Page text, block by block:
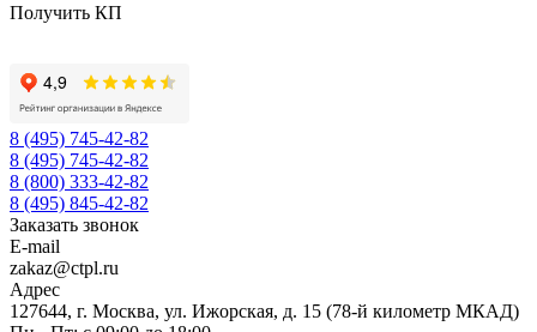
Получить КП
8 (495) 745-42-82
8 (495) 745-42-82
8 (800) 333-42-82
8 (495) 845-42-82
Заказать звонок
E-mail
zakaz@ctpl.ru
Адрес
127644, г. Москва, ул. Ижорская, д. 15 (78-й километр МКАД)